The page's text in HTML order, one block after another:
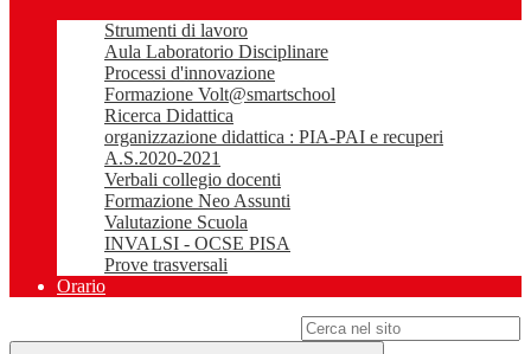
Strumenti di lavoro
Aula Laboratorio Disciplinare
Processi d'innovazione
Formazione Volt@smartschool
Ricerca Didattica
organizzazione didattica : PIA-PAI e recuperi
A.S.2020-2021
Verbali collegio docenti
Formazione Neo Assunti
Valutazione Scuola
INVALSI - OCSE PISA
Prove trasversali
Orario